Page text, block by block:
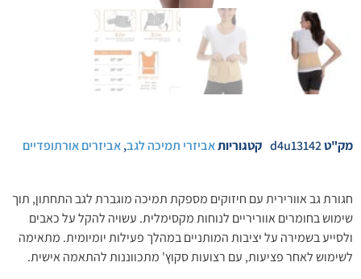
מק"טd4u13142 קטגוריותאביזרי תמיכה לגב,אביזרים אורתופדיים
חגורת גב אוורירית עם חיזוקים מספקת תמיכה מוגברת לגב התחתון, תוך
שימוש בחומרים אווריריים לנוחות מקסימלית. עשויה להקל על כאבים
ולסייע בשמירה על יציבות המותניים במהלך פעילות יומיומית. מתאימה
לשימוש לאחר פציעות, עם רצועות סקוץ' מתכווננות להתאמה אישית.